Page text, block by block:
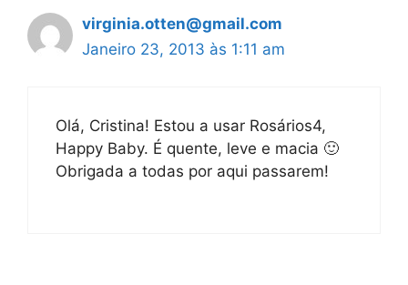
virginia.otten@gmail.com
Janeiro 23, 2013 às 1:11 am
Olá, Cristina! Estou a usar Rosários4,
Happy Baby. É quente, leve e macia 🙂
Obrigada a todas por aqui passarem!